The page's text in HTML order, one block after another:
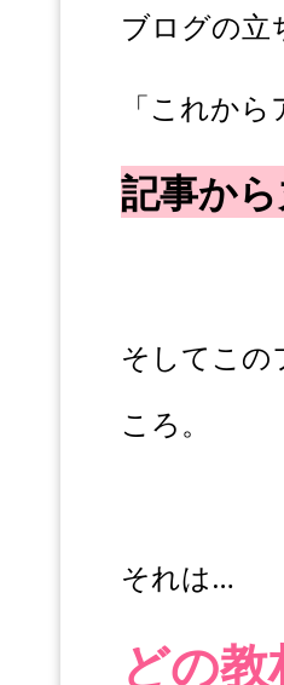
ブログの立
「これか
記事か
そしてこの
ころ。
それは…
どの